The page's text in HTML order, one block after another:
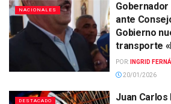
NACIONALES
ante
Gobierno
transporte
POR:
INGRID
20/01/2026
DESTACADO
Juan Carlos